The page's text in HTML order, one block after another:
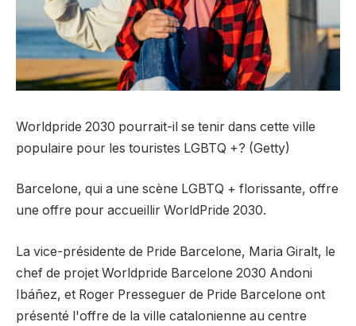
Worldpride 2030 pourrait-il se tenir dans cette ville
populaire pour les touristes LGBTQ +? (Getty)
Barcelone, qui a une scène LGBTQ + florissante, offre
une offre pour accueillir WorldPride 2030.
La vice-présidente de Pride Barcelone, Maria Giralt, le
chef de projet Worldpride Barcelone 2030 Andoni
Ibáñez, et Roger Presseguer de Pride Barcelone ont
présenté l'offre de la ville catalonienne au centre